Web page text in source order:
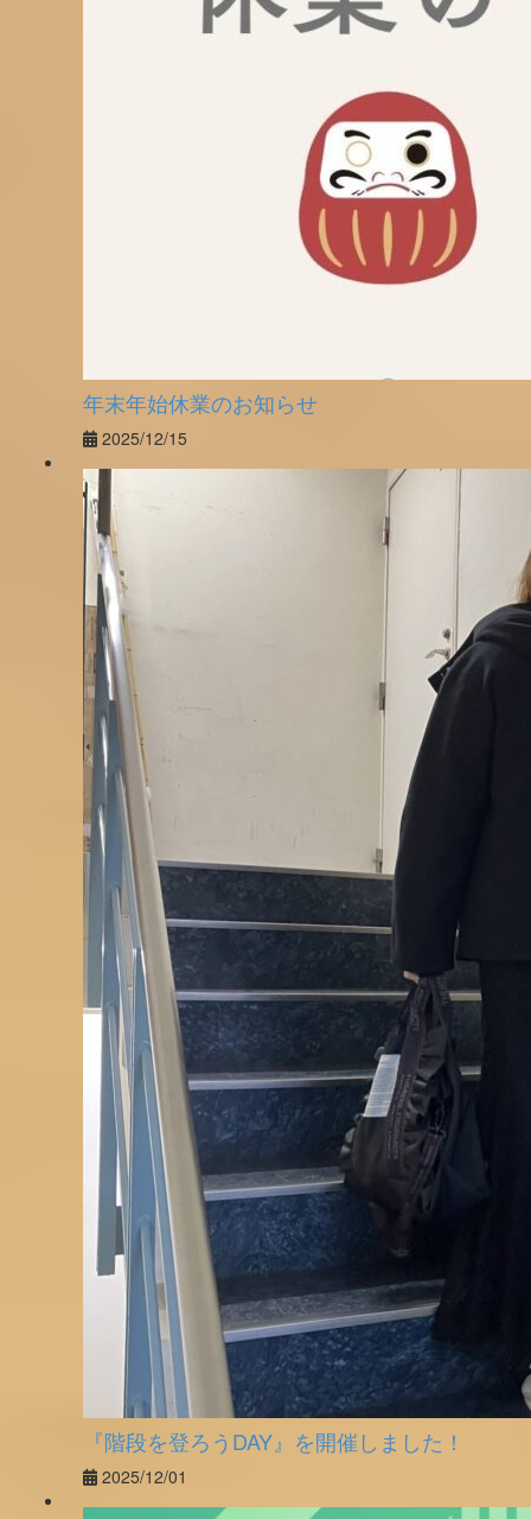
年末年始休業のお知らせ
2025/12/15
『階段を登ろうDAY』を開催しました！
2025/12/01